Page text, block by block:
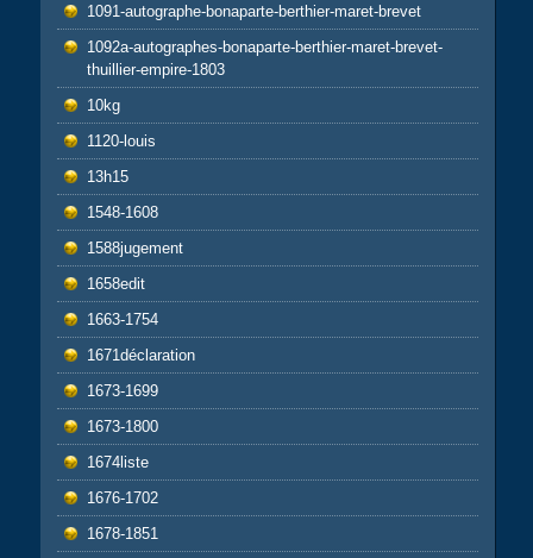
1091-autographe-bonaparte-berthier-maret-brevet
1092a-autographes-bonaparte-berthier-maret-brevet-
thuillier-empire-1803
10kg
1120-louis
13h15
1548-1608
1588jugement
1658edit
1663-1754
1671déclaration
1673-1699
1673-1800
1674liste
1676-1702
1678-1851